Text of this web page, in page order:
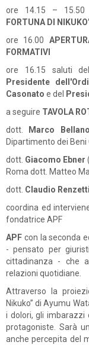
ore 14.15 – 15.50
FORTUNA DI
ore 16.00
FORMATIVI
ore 16.15 saluti
Presidente
Casonato e del
a seguire TAVOLA
dott.
Marco Bellano
Dipartimento dei
dott. Giacomo Ebner
Roma dott. Matteo
dott. Claudio Renzetti
coordina ed
fondatrice APF
APF con la seconda
- pensato per
cittadinanza - che
relazioni quotidiane.
Attraverso la
Nikuko” di Ayumu
i dolori, gli imbarazzi
protagoniste. Sarà
anche percepita del